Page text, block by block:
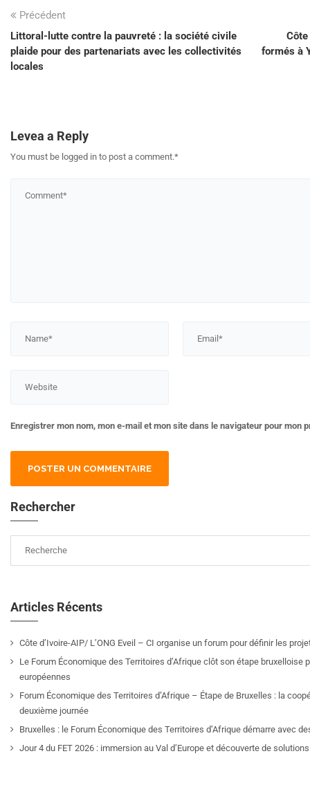
Précédent
Littoral-lutte contre la pauvreté : la société civile
plaide pour des partenariats avec les collectivités
locales
formés à
Levea a Reply
You must be logged in to post a comment.*
Enregistrer mon nom, mon e-mail et mon site dans le navigateur pour mon
Rechercher
Articles Récents
Côte d’Ivoire-AIP/ L’ONG Eveil – CI organise un forum pour définir les
Le Forum Économique des Territoires d’Afrique clôt son étape
européennes
Forum Économique des Territoires d’Afrique – Étape de Bruxelles : la
deuxième journée
Bruxelles : le Forum Économique des Territoires d’Afrique démarre avec
Jour 4 du FET 2026 : immersion au Val d’Europe et découverte de